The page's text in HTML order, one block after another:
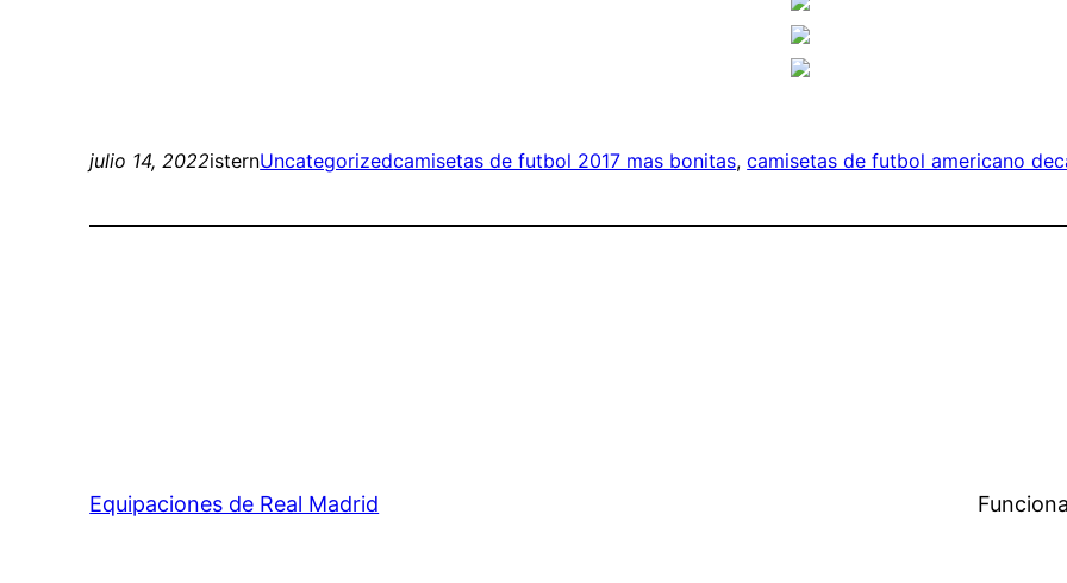
julio 14, 2022isternUncategorizedcamisetas de futbol 2017 mas bonitas, camisetas de futbol americano
Equipaciones de Real Madrid